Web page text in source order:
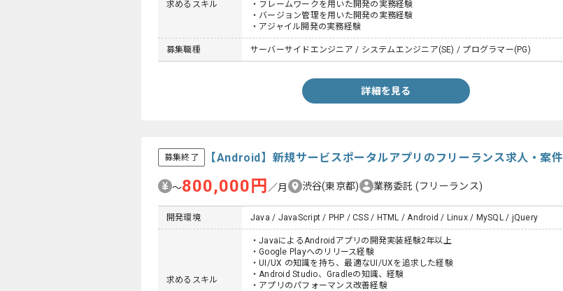
求めるスキル
・フレームワークを用いた開発の実務経験
・バージョン管理を用いた開発の実務経験
・アジャイル開発の実務経験
募集職種 サーバーサイドエンジニア / システムエンジニア(SE) / プログラマー(PG)
詳細を見る
募集終了 【Android】新規サービスポータルアプリのフリーランス求人・案件
〜800,000円 ／月 渋谷(東京都) 業務委託 (フリーランス)
開発環境 Java / JavaScript / PHP / CSS / HTML / Android / Linux / MySQL / jQuery
求めるスキル
・JavaによるAndroidアプリの開発実装経験2年以上
・Google Playへのリリース経験
・UI/UX の知識を持ち、最適なUI/UXを追求した経験
・Android Studio、Gradleの知識、経験
・アプリのパフォーマンス改善経験